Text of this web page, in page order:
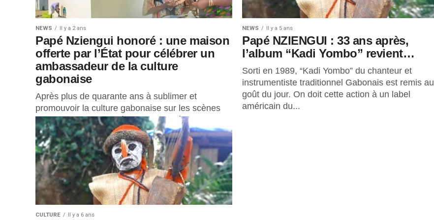
NEWS Il y a 2 ans
Papé Nziengui honoré : une maison
offerte par l’État pour célébrer un
ambassadeur de la culture
gabonaise
Après plus de quarante ans à sublimer et
promouvoir la culture gabonaise sur les scènes
du monde entier, Papé Nziengui, maître de la
cithare et figure...
NEWS Il y a 5 ans
Papé NZIENGUI : 33 ans après,
l’album “Kadi Yombo” revient…
Sorti en 1989, “Kadi Yombo” du chanteur et
instrumentiste traditionnel Gabonais est remis au
goût du jour. On doit cette action à un label
américain du...
CULTURE Il y a 6 ans